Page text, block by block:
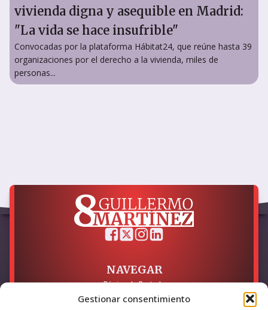
Gestionar consentimiento
vivienda digna y asequible en Madrid:
"La vida se hace insufrible"
Convocadas por la plataforma Hábitat24, que reúne hasta 39
organizaciones por el derecho a la vivienda, miles de
personas...
NAVEGAR
Página de Portada
Sobre mí / Contacto